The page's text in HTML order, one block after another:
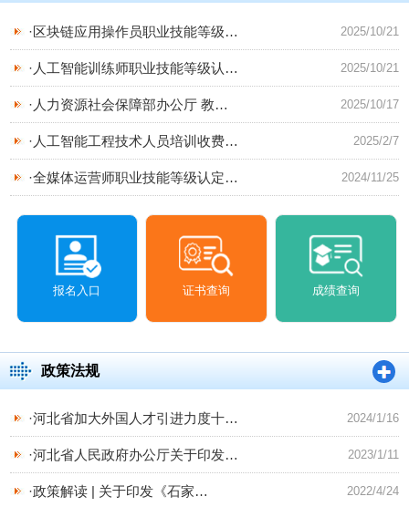
2025/10/21
·区块链应用操作员职业技能等级…
2025/10/21
· 人工智能训练师职业技能等级认 …
2025/10/17
· 人力资源社会保障部办公厅 教…
2025/2/7
· 人工智能工程技术人员培训收费…
2024/11/25
·全媒体运营师职业技能等级认定…
报名入口 证书查询 成绩查询
政策法规
2024/1/16
·河北省加大外国人才引进力度十…
2023/1/11
·河北省人民政府办公厅关于印发…
2022/4/24
·政策解读 | 关于印发《石家…